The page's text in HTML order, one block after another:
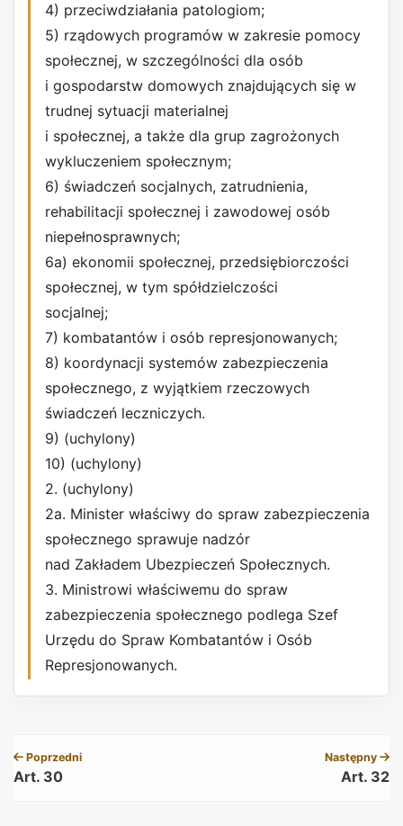
4) przeciwdziałania patologiom;
5) rządowych programów w zakresie pomocy
społecznej, w szczególności dla osób
i gospodarstw domowych znajdujących się w
trudnej sytuacji materialnej
i społecznej, a także dla grup zagrożonych
wykluczeniem społecznym;
6) świadczeń socjalnych, zatrudnienia,
rehabilitacji społecznej i zawodowej osób
niepełnosprawnych;
6a) ekonomii społecznej, przedsiębiorczości
społecznej, w tym spółdzielczości
socjalnej;
7) kombatantów i osób represjonowanych;
8) koordynacji systemów zabezpieczenia
społecznego, z wyjątkiem rzeczowych
świadczeń leczniczych.
9) (uchylony)
10) (uchylony)
2. (uchylony)
2a. Minister właściwy do spraw zabezpieczenia
społecznego sprawuje nadzór
nad Zakładem Ubezpieczeń Społecznych.
3. Ministrowi właściwemu do spraw
zabezpieczenia społecznego podlega Szef
Urzędu do Spraw Kombatantów i Osób
Represjonowanych.
Poprzedni
Art. 30
Następny
Art. 32